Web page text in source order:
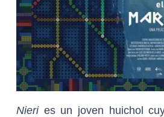
Nieries un joven huichol